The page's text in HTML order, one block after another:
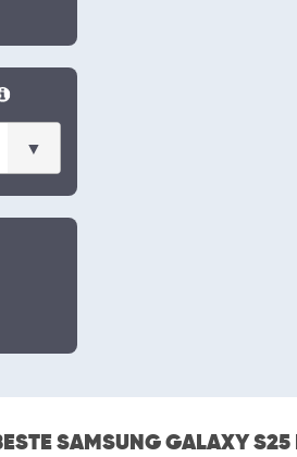
SAMSUNG GALAXY